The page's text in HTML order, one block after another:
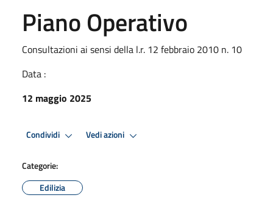
Piano Operativo
Consultazioni ai sensi della l.r. 12 febbraio 2010 n. 10
Data :
12 maggio 2025
Condividi Vedi azioni
Categorie:
Edilizia